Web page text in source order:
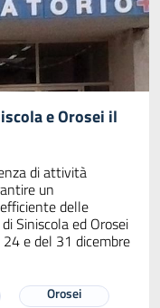
e Orosei il
di attività
un
delle
Siniscola ed Orosei
e del 31 dicembre
Orosei